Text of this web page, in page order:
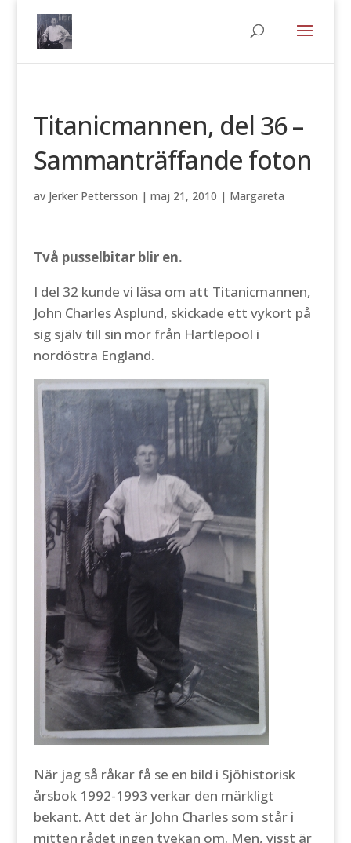
Titanicmannen, del 36 –
Sammanträffande foton
av Jerker Pettersson | maj 21, 2010 | Margareta
Två pusselbitar blir en.
I del 32 kunde vi läsa om att Titanicmannen,
John Charles Asplund, skickade ett vykort på
sig själv till sin mor från Hartlepool i
nordöstra England.
När jag så råkar få se en bild i Sjöhistorisk
årsbok 1992-1993 verkar den märkligt
bekant. Att det är John Charles som står i
mitten rådet ingen tvekan om. Men, visst är